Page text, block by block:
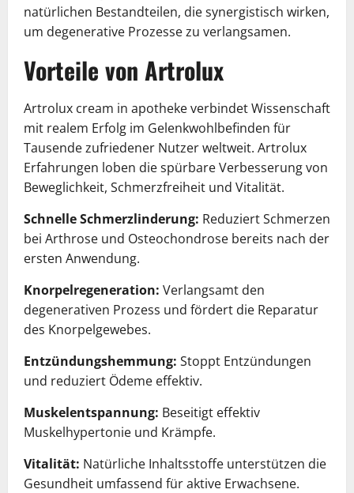
natürlichen Bestandteilen, die synergistisch wirken,
um degenerative Prozesse zu verlangsamen.
Vorteile von Artrolux
Artrolux cream in apotheke verbindet Wissenschaft
mit realem Erfolg im Gelenkwohlbefinden für
Tausende zufriedener Nutzer weltweit. Artrolux
Erfahrungen loben die spürbare Verbesserung von
Beweglichkeit, Schmerzfreiheit und Vitalität.
Schnelle Schmerzlinderung: Reduziert Schmerzen
bei Arthrose und Osteochondrose bereits nach der
ersten Anwendung.
Knorpelregeneration: Verlangsamt den
degenerativen Prozess und fördert die Reparatur
des Knorpelgewebes.
Entzündungshemmung: Stoppt Entzündungen
und reduziert Ödeme effektiv.
Muskelentspannung: Beseitigt effektiv
Muskelhypertonie und Krämpfe.
Vitalität: Natürliche Inhaltsstoffe unterstützen die
Gesundheit umfassend für aktive Erwachsene.